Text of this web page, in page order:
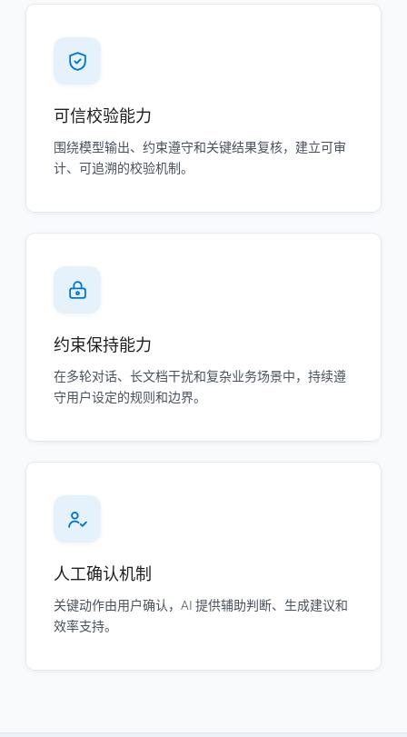
可信校验能力
围绕模型输出、约束遵守和关键结果复核，建立可审
计、可追溯的校验机制。
约束保持能力
在多轮对话、长文档干扰和复杂业务场景中，持续遵
守用户设定的规则和边界。
人工确认机制
关键动作由用户确认，AI 提供辅助判断、生成建议和
效率支持。